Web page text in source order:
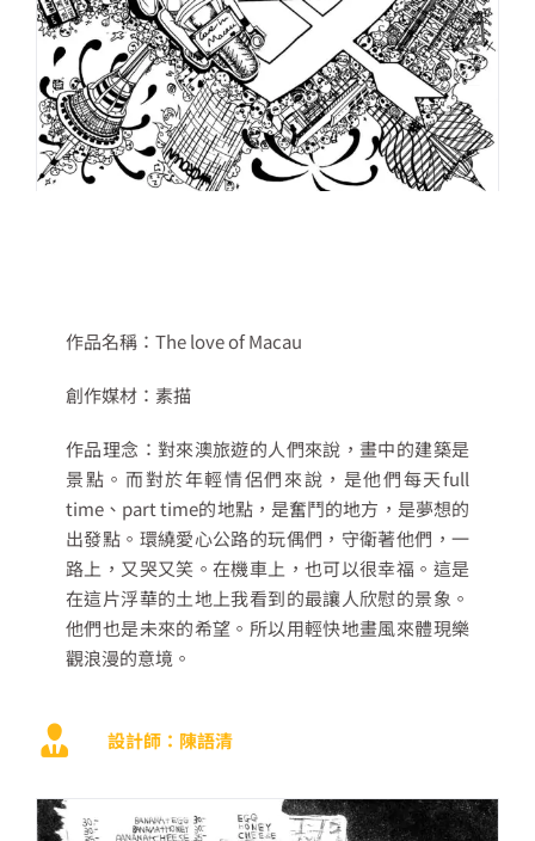
作品名稱：The love of Macau
創作媒材：素描
作品理念：對來澳旅遊的人們來說，畫中的建築是
景點。而對於年輕情侶們來說，是他們每天full
time、part time的地點，是奮鬥的地方，是夢想的
出發點。環繞愛心公路的玩偶們，守衛著他們，一
路上，又哭又笑。在機車上，也可以很幸福。這是
在這片浮華的土地上我看到的最讓人欣慰的景象。
他們也是未來的希望。所以用輕快地畫風來體現樂
觀浪漫的意境。
設計師：陳語清